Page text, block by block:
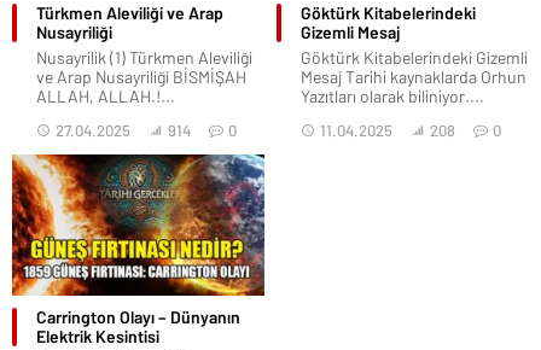
Türkmen Aleviliği ve Arap
Nusayriliği
Nusayrilik (1) Türkmen Aleviliği
ve Arap Nusayriliği BİSMİŞAH
ALLAH, ALLAH.!...
27.04.2025 914 0
Göktürk Kitabelerindeki
Gizemli Mesaj
Göktürk Kitabelerindeki Gizemli
Mesaj Tarihi kaynaklarda Orhun
Yazıtları olarak biliniyor....
11.04.2025 208 0
Carrington Olayı – Dünyanın
Elektrik Kesintisi